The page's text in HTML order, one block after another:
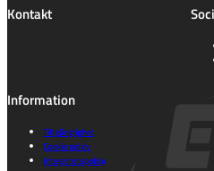
Kontakt
Information
Tillgänglighet
Cookie policy
Integritetspolicy